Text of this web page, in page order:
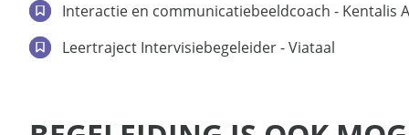
Interactie en communicatiebeeldcoach - Kentalis
Leertraject Intervisiebegeleider - Viataal